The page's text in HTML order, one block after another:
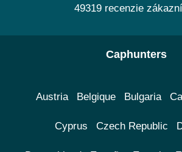
49319 recenzie
Caphunters
Austria Belgique Bulgaria
Cyprus Czech Republic